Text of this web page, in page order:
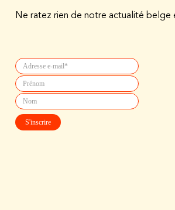
Ne ratez rien de notre actualité belge